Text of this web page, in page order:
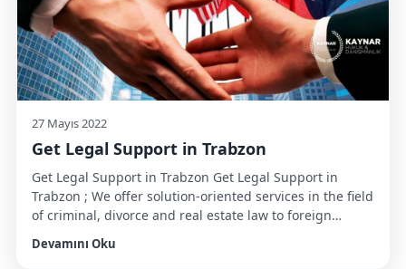
27 Mayıs 2022
Get Legal Support in Trabzon
Get Legal Support in Trabzon Get Legal Support in
Trabzon ; We offer solution-oriented services in the field
of criminal, divorce and real estate law to foreign
citizens looking for a lawyer in Trabzon. To benefit from
this service, you can make an appointment through our
Devamını Oku